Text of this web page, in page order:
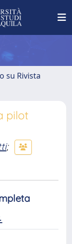
su Rivista
pilot
;